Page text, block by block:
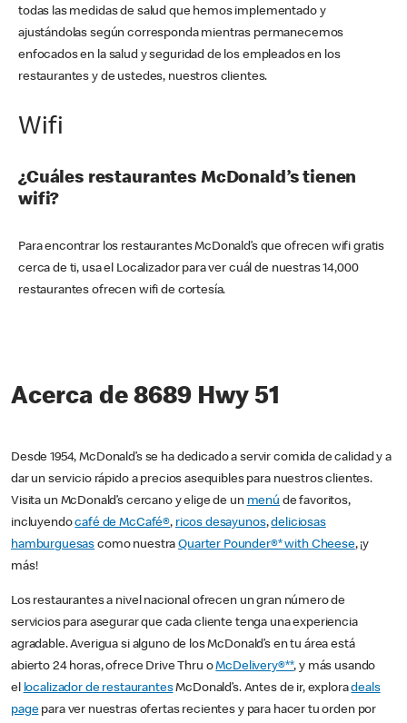
todas las medidas de salud que hemos implementado y
ajustándolas según corresponda mientras permanecemos
enfocados en la salud y seguridad de los empleados en los
restaurantes y de ustedes, nuestros clientes.
Wifi
¿Cuáles restaurantes McDonald’s tienen
wifi?
Para encontrar los restaurantes McDonald’s que ofrecen wifi gratis
cerca de ti, usa el Localizador para ver cuál de nuestras 14,000
restaurantes ofrecen wifi de cortesía.
Acerca de 8689 Hwy 51
Desde 1954, McDonald’s se ha dedicado a servir comida de calidad y a
dar un servicio rápido a precios asequibles para nuestros clientes.
Visita un McDonald’s cercano y elige de un menú de favoritos,
incluyendocafé de McCafé®, ricos desayunos,deliciosas
hamburguesas como nuestraQuarter Pounder®* with Cheese, ¡y
más!
Los restaurantes a nivel nacional ofrecen un gran número de
servicios para asegurar que cada cliente tenga una experiencia
agradable. Averigua si alguno de los McDonald’s en tu área está
abierto 24 horas, ofrece Drive Thru oMcDelivery®**, y más usando
el localizador de restaurantesMcDonald’s. Antes de ir, exploradeals
pagepara ver nuestras ofertas recientes y para hacer tu orden por